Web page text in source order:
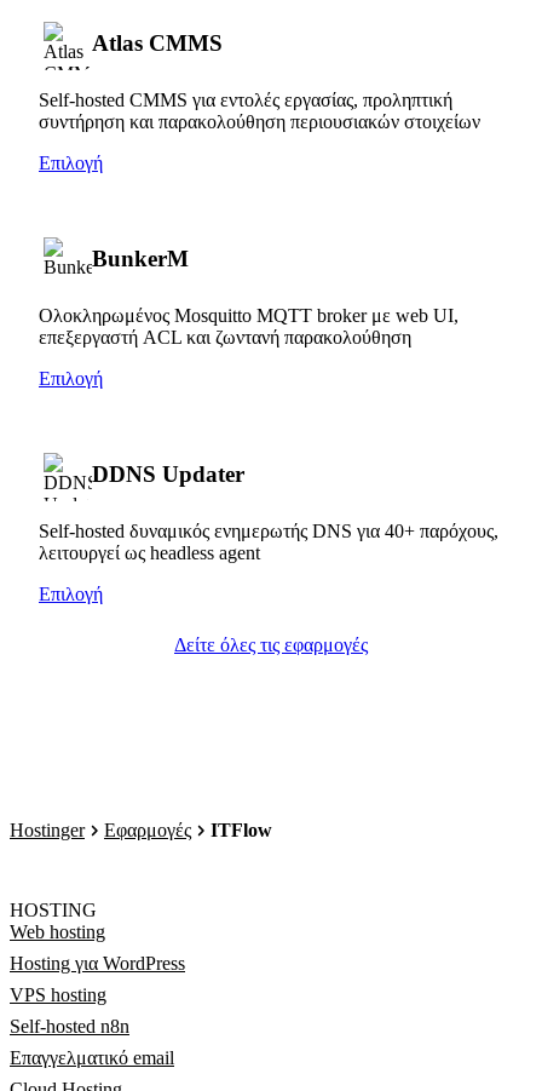
Atlas CMMS
Self-hosted CMMS για εντολές εργασίας, προληπτική
συντήρηση και παρακολούθηση περιουσιακών στοιχείων
Επιλογή
BunkerM
Ολοκληρωμένος Mosquitto MQTT broker με web UI,
επεξεργαστή ACL και ζωντανή παρακολούθηση
Επιλογή
DDNS Updater
Self-hosted δυναμικός ενημερωτής DNS για 40+ παρόχους,
λειτουργεί ως headless agent
Επιλογή
Δείτε όλες τις εφαρμογές
Hostinger Εφαρμογές ITFlow
HOSTING
Web hosting
Hosting για WordPress
VPS hosting
Self-hosted n8n
Επαγγελματικό email